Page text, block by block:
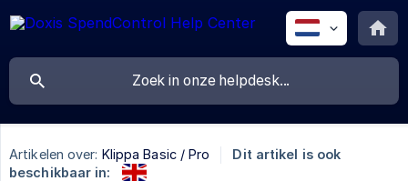
Artikelen over: Klippa Basic / Pro
Dit artikel is ook
beschikbaar in: